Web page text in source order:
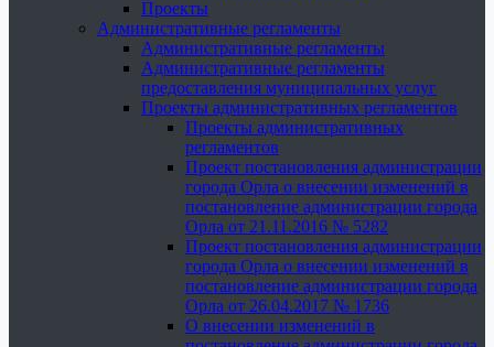
Проекты
Административные регламенты
Административные регламенты
Административные регламенты
предоставления муниципальных услуг
Проекты административных регламентов
Проекты административных
регламентов
Проект постановления администрации
города Орла о внесении изменений в
постановление администрации города
Орла от 21.11.2016 № 5282
Проект постановления администрации
города Орла о внесении изменений в
постановление администрации города
Орла от 26.04.2017 № 1736
О внесении изменений в